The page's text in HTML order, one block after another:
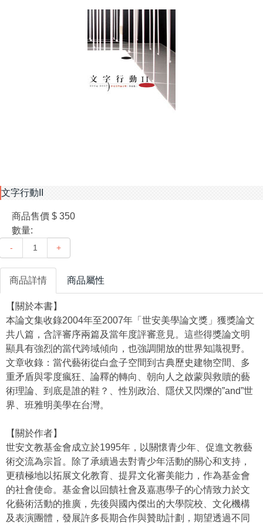
文字行動II
商品售價 $ 350
數量:
- +
商品詳情 商品屬性
【關於本書】
本論文集收錄2004年至2007年「世安美學論文獎」獲獎論文
共八篇，含評審序兩篇及當年度評審意見。這些得獎論文明
顯具有強烈的當代跨域傾向，也強調開放的世界知識視野。
文章收錄：當代藝術從白盒子空間到古典歷史建物空間、多
重矛盾與零度瘋狂、論釋的轉向、朝向人之啟蒙與救贖的藝
術理論、到底是誰的鞋？、性別政治、隱伏又閃爍的”and”世
界、班雅明美學在台灣。
【關於作者】
世安文教基金會成立於1995年，以關懷青少年、促進文教藝
術交流為宗旨。除了承續過去對青少年活動的關心和支持，
更積極地以拓展文化教育、提昇文化審美能力，作為基金會
的社會使命。基金會以回饋社會及嘉惠學子的心情致力於文
化藝術活動的推廣，先後與國內傑出的大學院校、文化機構
及表演團體，發展許多長期合作與贊助計劃，期望透過不同